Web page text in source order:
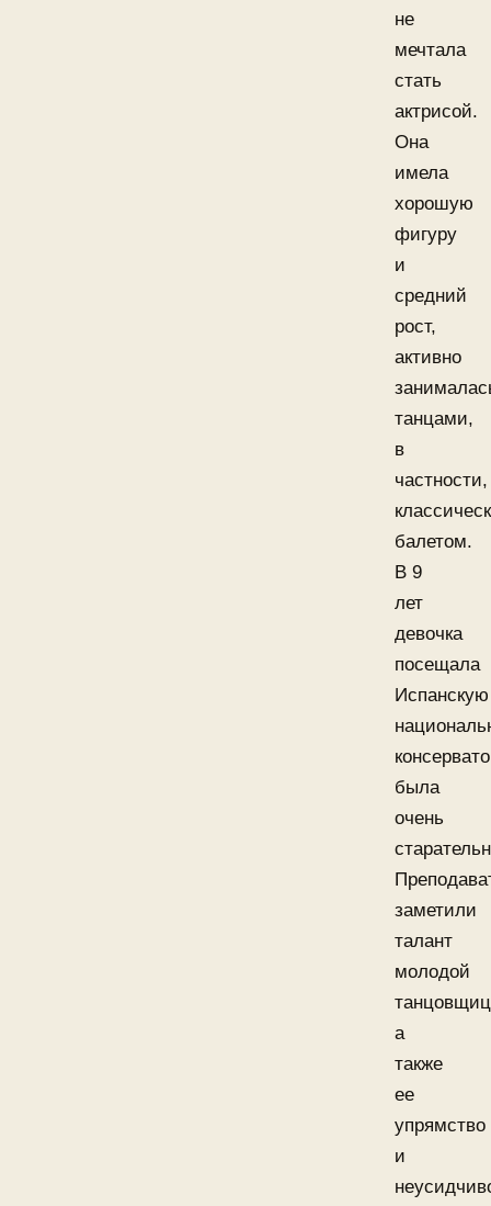
не
мечтала
стать
актрисой.
Она
имела
хорошую
фигуру
и
средний
рост,
активно
танцами,
в
частности,
балетом.
В 9
лет
девочка
посещала
Испанскую
была
очень
заметили
талант
молодой
а
также
ее
упрямство
и